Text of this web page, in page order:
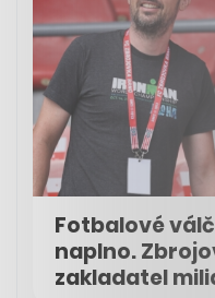
Fotbalové
naplno.
zakladatel